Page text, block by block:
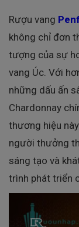
Rượu vang
không chỉ đơn
tượng của sự
vang Úc. Với
những dấu ấn
Chardonnay
thương hiệu
người thưởng
sáng tạo và
trình phát triển